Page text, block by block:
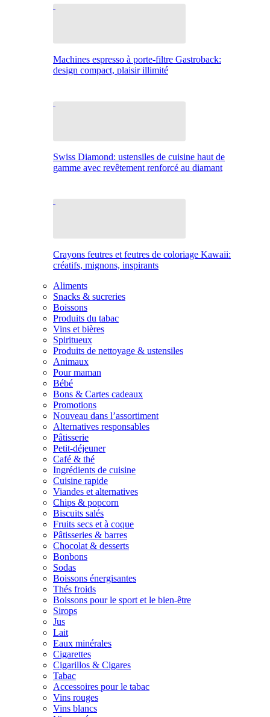
Machines espresso à porte-filtre Gastroback:
design compact, plaisir illimité
Swiss Diamond: ustensiles de cuisine haut de
gamme avec revêtement renforcé au diamant
Crayons feutres et feutres de coloriage Kawaii:
créatifs, mignons, inspirants
Aliments
Snacks & sucreries
Boissons
Produits du tabac
Vins et bières
Spiritueux
Produits de nettoyage & ustensiles
Animaux
Pour maman
Bébé
Bons & Cartes cadeaux
Promotions
Nouveau dans l’assortiment
Alternatives responsables
Pâtisserie
Petit-déjeuner
Café & thé
Ingrédients de cuisine
Cuisine rapide
Viandes et alternatives
Chips & popcorn
Biscuits salés
Fruits secs et à coque
Pâtisseries & barres
Chocolat & desserts
Bonbons
Sodas
Boissons énergisantes
Thés froids
Boissons pour le sport et le bien-être
Sirops
Jus
Lait
Eaux minérales
Cigarettes
Cigarillos & Cigares
Tabac
Accessoires pour le tabac
Vins rouges
Vins blancs